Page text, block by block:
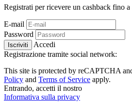
Registrati per ricevere un cashback fino a
E-mail
Password
Iscriviti
Accedi
Registrazione tramite social network:
This site is protected by reCAPTCHA
Policy and Terms of Service apply.
Entrando, accetti il ​​nostro
Informativa sulla privacy